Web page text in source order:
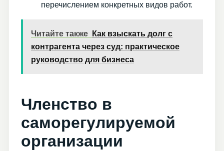
перечислением конкретных видов работ.
Читайте также
Как взыскать долг с
контрагента через суд: практическое
руководство для бизнеса
Членство в
саморегулируемой
организации